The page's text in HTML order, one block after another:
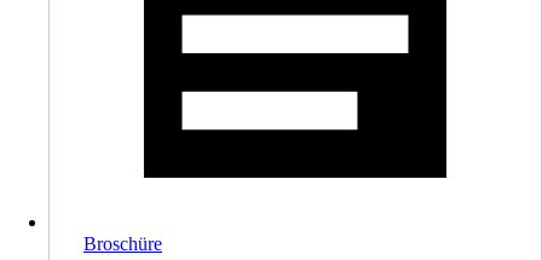
Broschüre